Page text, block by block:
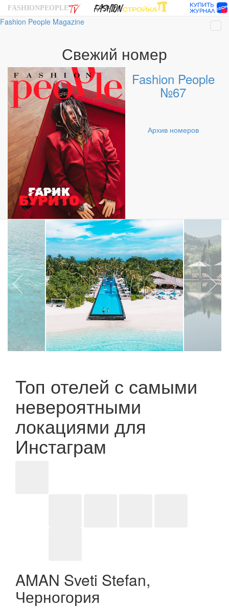
FASHIONPEOPLE
Fashion People Magazine
Свежий номер
Fashion People
№67
Архив номеров
Бизнес
Блоги
Гаджеты
Заведения
Мода
Отдых
Топ отелей с самыми
невероятными
локациями для
Инстаграм
AMAN Sveti Stefan,
Черногория